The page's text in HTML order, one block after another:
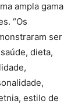
ampla gama
“Os
ser
dieta,
estilo de